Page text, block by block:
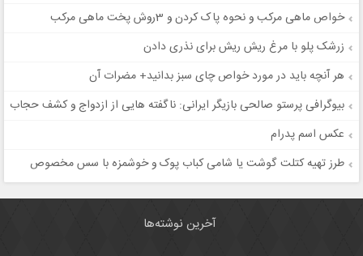
خواص ماهی مرکب و نحوه پاک کردن و 3روش پخت ماهی مرکب
زرشک پلو با مرغ ریش ریش برای نذری دادن
هر آنچه باید در مورد خواص چای سبز بدانید+ مضرات آن
بیوگرافی پرستو صالحی بازیگر ایرانی: ناگفته هایی از ازدواج و کشف حجاب
عکس اسم پدرام
طرز تهیه کتلت گوشت یا شامی کباب پوک و خوشمزه با سس مخصوص
آخرین نوشته‌ها